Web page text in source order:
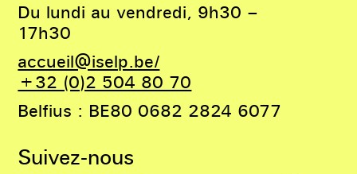
Du lundi au vendredi, 9h30 –
17h30
accueil@iselp.be/
+32 (0)2 504 80 70
Belfius : BE80 0682 2824 6077
Suivez-nous